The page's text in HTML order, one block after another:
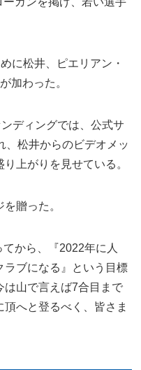
に松井、ピエリアン・
加わった。
ディングでは、公式サ
、松井からのビデオメッ
上がりを見せている。
贈った。
から、『2022年に人
ラブになる』という目標
は山で言えば7合目まで
へと登るべく、皆さま